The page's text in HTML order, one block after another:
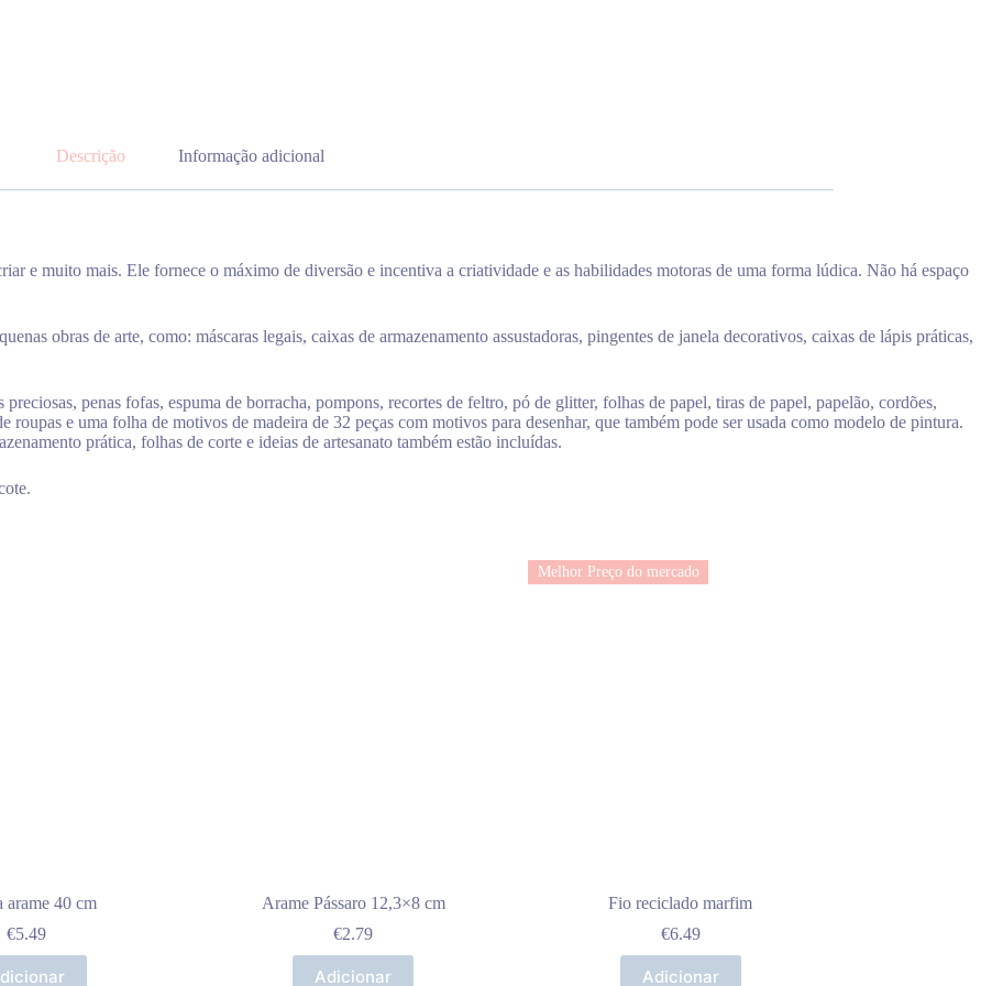
Descrição Informação adicional
e muito mais. Ele fornece o máximo de diversão e incentiva a criatividade e as habilidades motoras de uma forma lúdica. Não há espaço
obras de arte, como: máscaras legais, caixas de armazenamento assustadoras, pingentes de janela decorativos, caixas de lápis práticas,
penas fofas, espuma de borracha, pompons, recortes de feltro, pó de glitter, folhas de papel, tiras de papel, papelão, cordões,
e uma folha de motivos de madeira de 32 peças com motivos para desenhar, que também pode ser usada como modelo de pintura.
prática, folhas de corte e ideias de artesanato também estão incluídas.
arame 40 cm
€5.49
Arame Pássaro 12,3×8 cm
€2.79
Adicionar
Melhor Preço do mercado
Fio reciclado marfim
€6.49
Adicionar